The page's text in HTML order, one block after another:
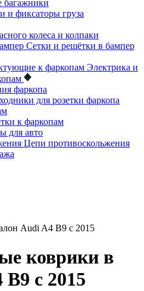
багажники
и фиксаторы груза
колеса и колпаки
Сетки и решётки в бампер
Электрика и
фаркопа
для розетки фаркопа
к фаркопам
для авто
Цепи противоскольжения
Audi A4 B9 с 2015
коврики в
с 2015